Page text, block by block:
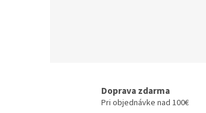
Doprava zdarma
Pri objednávke nad 100€